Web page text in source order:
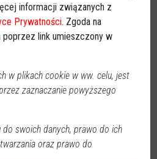
informacji związanych z
Prywatności. Zgoda na
link umieszczony w
w plikach cookie w ww. celu, jest
zaznaczanie powyższego
swoich danych, prawo do ich
oraz prawo do